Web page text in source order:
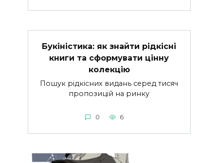
Букіністика: як знайти рідкісні
книги та сформувати цінну
колекцію
Пошук рідкісних видань серед тисяч
пропозицій на ринку
0 6